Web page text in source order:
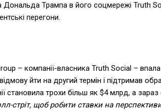
Дональда Трампа в його соцмережі Truth
перегони.
– компанії-власника Truth Social –
йти на другий термін і підтримав
становила трохи більш як $4 млрд, а
стріт, щоб робити ставки на